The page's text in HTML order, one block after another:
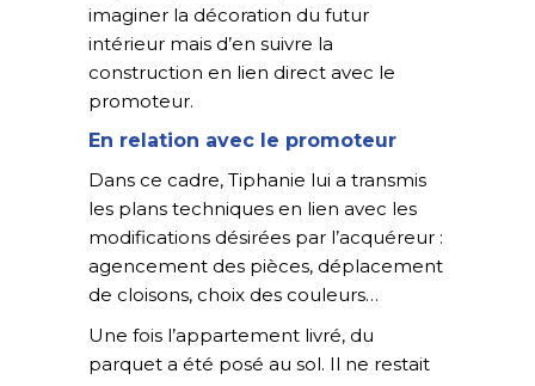
imaginer la décoration du futur
intérieur mais d’en suivre la
construction en lien direct avec le
promoteur.
En relation avec le promoteur
Dans ce cadre, Tiphanie lui a transmis
les plans techniques en lien avec les
modifications désirées par l’acquéreur :
agencement des pièces, déplacement
de cloisons, choix des couleurs…
Une fois l’appartement livré, du
parquet a été posé au sol. Il ne restait